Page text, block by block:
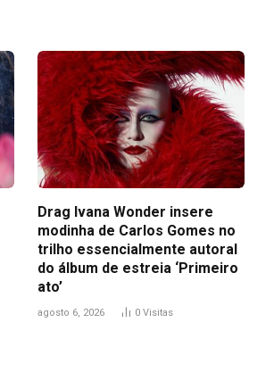
Drag Ivana Wonder insere
modinha de Carlos Gomes no
trilho essencialmente autoral
do álbum de estreia ‘Primeiro
ato’
agosto 6, 2026 0 Visitas